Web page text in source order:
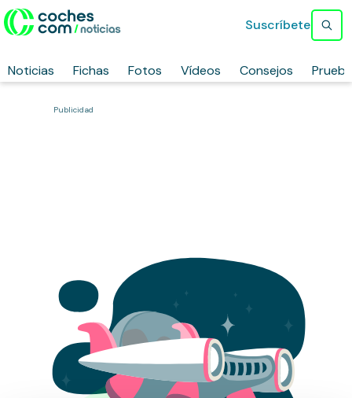
Noticias Fichas Fotos Vídeos Consejos
Suscríbete
Publicidad